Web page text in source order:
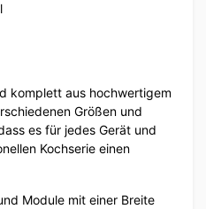
komplett aus hochwertigem
Größen und
es für jedes Gerät und
Kochserie einen
Module mit einer Breite